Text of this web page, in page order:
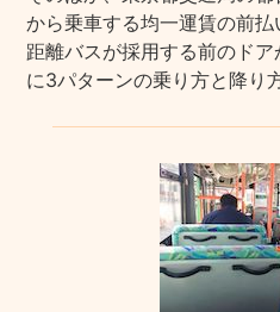
から乗車する均一運賃の前
距離バスが採用する前のド
に3パターンの乗り方と降り